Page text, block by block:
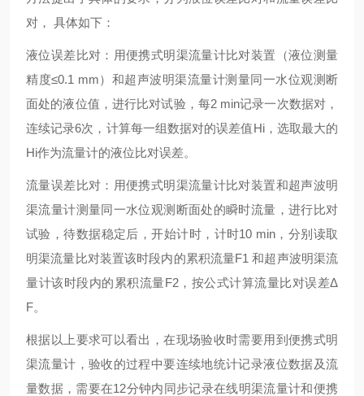
对， 具体如下：
液位误差比对：用便携式明渠流量计比对装置（液位测量
精度≤0.1 mm）和超声波明渠流量计测量同一水位观测断
面处的液位值，进行比对试验，每2 min记录一次数据对，
连续记录6次，计算每一组数据对的误差值Hi，选取最大的
Hi作为流量计的液位比对误差。
流量误差比对：用便携式明渠流量计比对装置和超声波明
渠流量计测量同一水位观测断面处的瞬时流量，进行比对
试验，待数据稳定后，开始计时，计时10 min，分别读取
明渠流量比对装置该时段内的累积流量F1 和超声波明渠流
量计该时段内的累积流量F2，按公式计算流量比对误差Δ
F。
根据以上要求可以看出，在现场验收时需要用到便携式明
渠流量计，验收的过程中要连续地统计记录液位数据及流
量数据，需要在12分钟内同步记录在线明渠流量计和便携